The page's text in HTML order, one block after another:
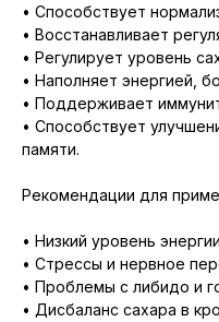
• Способствует
• Восстанавливает
• Регулирует уровень
• Наполняет энергией,
• Поддерживает
• Способствует
памяти.
Рекомендации для
• Низкий уровень
• Стрессы и нервное
• Проблемы с либидо и
• Дисбаланс сахара в